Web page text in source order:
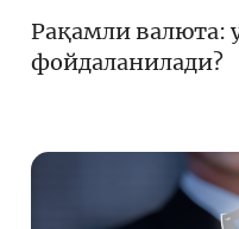
Рақамли валюта:
фойдаланилади?